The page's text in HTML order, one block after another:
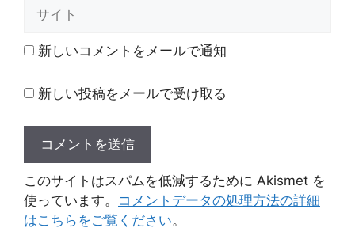
ト 新しいコメントをメールで通知
新しい投稿をメールで受け取る
このサイトはスパムを低減するために Akismet を
使っています。 コメントデータの処理方法の詳細
はこちらをご覧ください。